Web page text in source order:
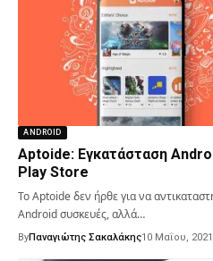
ANDROID
Aptoide: Εγκατάσταση
Play Store
Το Aptoide δεν ήρθε για να
Android συσκευές, αλλά…
ByΠαναγιώτης Σακαλάκης10 Μαΐου, 2021